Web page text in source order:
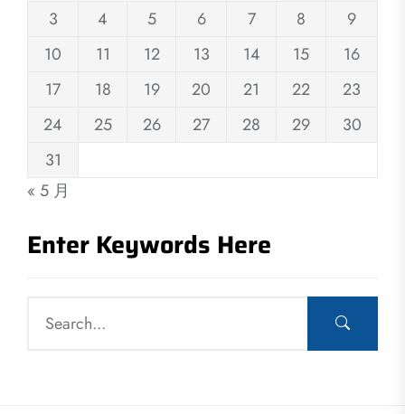
3
4 5 6 7 8
9
10
11 12 13 14 15
16
17
18 19 20 21 22
23
24
25 26 27 28 29
30
31
« 5 月
Enter Keywords Here